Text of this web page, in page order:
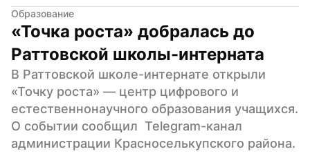
Образование
«Точка роста» добралась до
Раттовской школы-интерната
В Раттовской школе-интернате открыли
«Точку роста» — центр цифрового и
естественнонаучного образования учащихся.
О событии сообщил  Telegram-канал
администрации Красноселькупского района.